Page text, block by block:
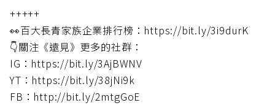
+++++
👀百大長青家族企業排行榜：https://bit.ly/3i9durK
👇關注《遠見》更多的社群：
IG：https://bit.ly/3AjBWNV
YT：https://bit.ly/38jNi9k
FB：http://bit.ly/2mtgGoE